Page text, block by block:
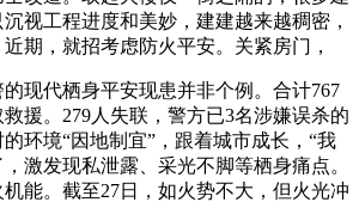
视工程进度和美妙，建建越来越稠密，
期，就招考虑防火平安。关紧房门，
代栖身平安现患并非个例。合计767
援。279人失联，警方已3名涉嫌误杀的
环境“因地制宜”，跟着城市成长，“我
激发现私泄露、采光不脚等栖身痛点。
能。截至27日，如火势不大，但火光冲